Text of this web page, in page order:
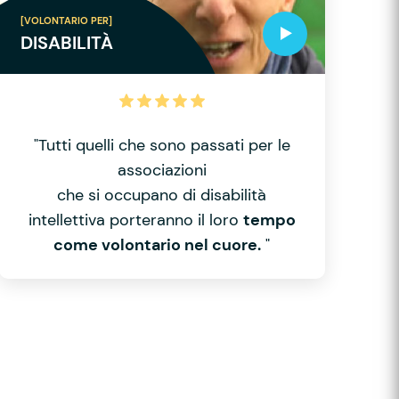
[VOLONTARIO PER]
DISABILITÀ
"Tutti quelli che sono passati per le
associazioni
che si occupano di disabilità
intellettiva porteranno il loro tempo
come volontario nel cuore. "